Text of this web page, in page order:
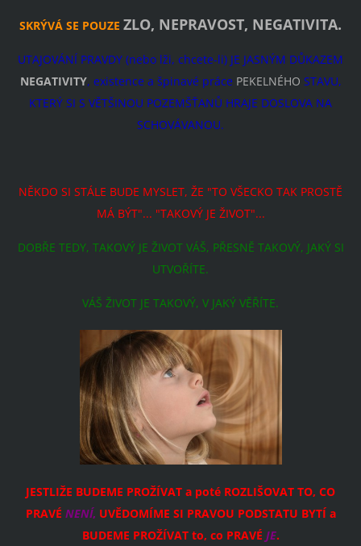
SKRÝVÁ SE POUZE ZLO, NEPRAVOST, NEGATIVITA.
UTAJOVÁNÍ PRAVDY (nebo lži, chcete-li) JE JASNÝM DŮKAZEM
NEGATIVITY, existence a špinavé práce PEKELNÉHO STAVU,
KTERÝ SI S VĚTŠINOU POZEMŠŤANŮ HRAJE DOSLOVA NA
SCHOVÁVANOU.
NĚKDO SI STÁLE BUDE MYSLET, ŽE "TO VŠECKO TAK PROSTĚ
MÁ BÝT"... "TAKOVÝ JE ŽIVOT"...
DOBŘE TEDY, TAKOVÝ JE ŽIVOT VÁŠ, PŘESNĚ TAKOVÝ, JAKÝ SI
UTVOŘÍTE.
VÁŠ ŽIVOT JE TAKOVÝ, V JAKÝ VĚŘÍTE.
JESTLIŽE BUDEME PROŽÍVAT a poté ROZLIŠOVAT TO, CO
PRAVÉ NENÍ, UVĚDOMÍME SI PRAVOU PODSTATU BYTÍ a
BUDEME PROŽÍVAT to, co PRAVÉ JE.